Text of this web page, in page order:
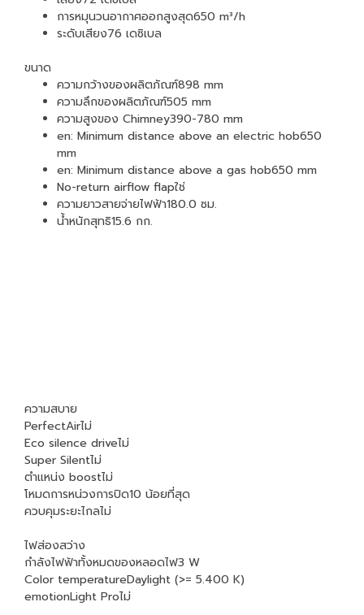
การหมุนวนอากาศออกสูงสุด650 m³/h
ระดับเสียง76 เดซิเบล
ขนาด
ความกว้างของผลิตภัณฑ์898 mm
ความลึกของผลิตภัณฑ์505 mm
ความสูงของ Chimney390-780 mm
en: Minimum distance above an electric hob650
mm
en: Minimum distance above a gas hob650 mm
No-return airflow flapใช่
ความยาวสายจ่ายไฟฟ้า180.0 ซม.
น้ำหนักสุทธิ15.6 กก.
ความสบาย
PerfectAirไม่
Eco silence driveไม่
Super Silentไม่
ตำแหน่ง boostไม่
โหมดการหน่วงการปิด10 น้อยที่สุด
ควบคุมระยะไกลไม่
ไฟส่องสว่าง
กำลังไฟฟ้าทั้งหมดของหลอดไฟ3 W
Color temperatureDaylight (>= 5.400 K)
emotionLight Proไม่